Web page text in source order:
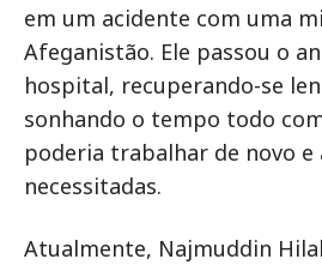
em um acidente com uma
Afeganistão. Ele passou o
hospital, recuperando-se
sonhando o tempo todo
poderia trabalhar de novo e
necessitadas.
Atualmente, Najmuddin